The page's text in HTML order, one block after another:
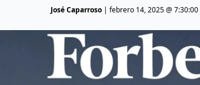
José Caparroso | febrero 14, 2025 @